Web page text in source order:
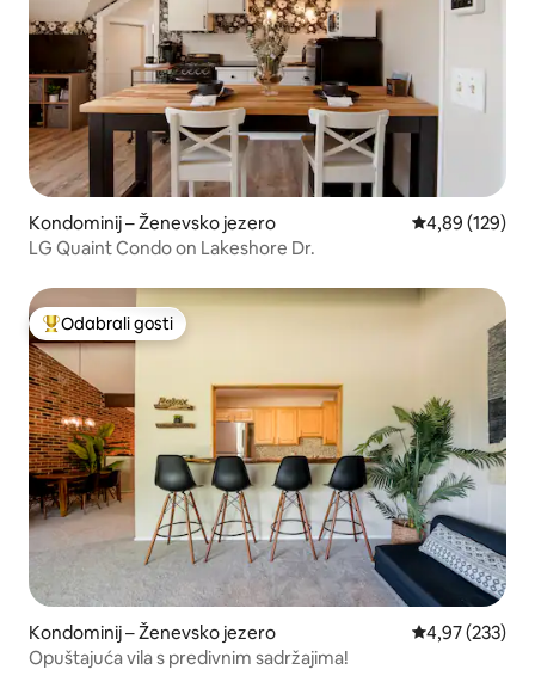
Kondominij – Ženevsko jezero Prosječna
4,89 (129)
LG Quaint Condo on Lakeshore Dr.
Među najviše rangiranima s oznakom „Odabrali gosti”
Odabrali gosti
Kondominij – Ženevsko jezero Prosječna
4,97 (233)
Opuštajuća vila s predivnim sadržajima!